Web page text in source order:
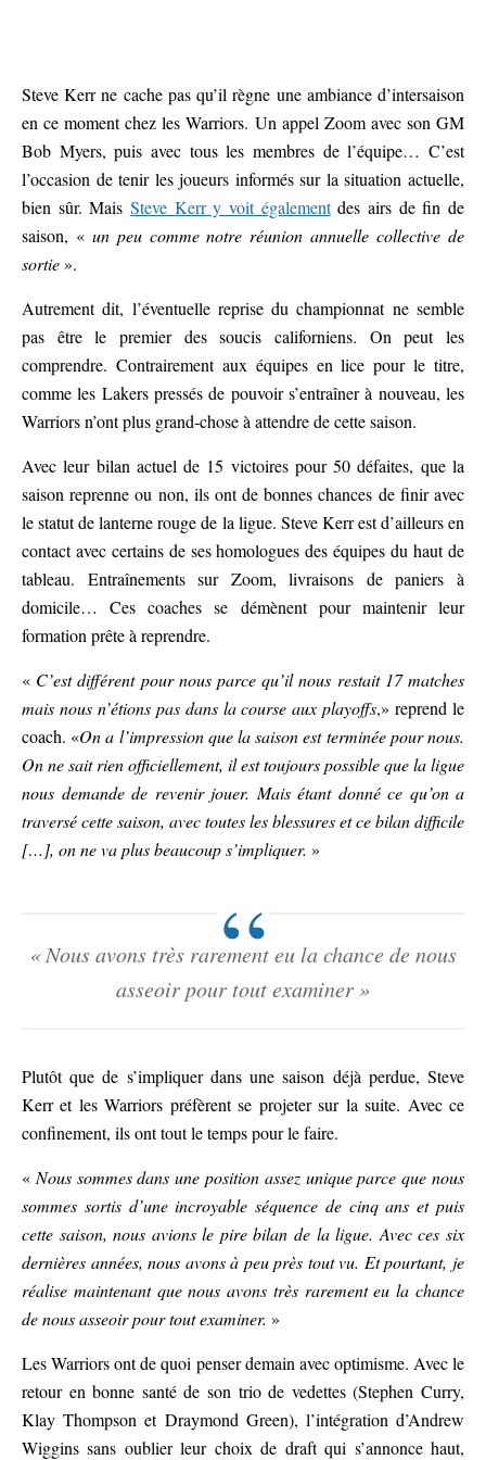
Steve Kerr ne cache pas qu’il règne une ambiance d’intersaison
en ce moment chez les Warriors. Un appel Zoom avec son GM
Bob Myers, puis avec tous les membres de l’équipe… C’est
l’occasion de tenir les joueurs informés sur la situation actuelle,
bien sûr. Mais Steve Kerr y voit égalementdes airs de fin de
saison, « un peu comme notre réunion annuelle collective de
sortie».
Autrement dit, l’éventuelle reprise du championnat ne semble
pas être le premier des soucis californiens. On peut les
comprendre. Contrairement aux équipes en lice pour le titre,
comme les Lakers pressés de pouvoir s’entraîner à nouveau, les
Warriors n’ont plus grand-chose à attendre de cette saison.
Avec leur bilan actuel de 15 victoires pour 50 défaites, que la
saison reprenne ou non, ils ont de bonnes chances de finir avec
le statut de lanterne rouge de la ligue. Steve Kerr est d’ailleurs en
contact avec certains de ses homologues des équipes du haut de
tableau. Entraînements sur Zoom, livraisons de paniers à
domicile… Ces coaches se démènent pour maintenir leur
formation prête à reprendre.
« C’est différent pour nous parce qu’il nous restait 17 matches
mais nous n’étions pas dans la course aux playoffs,» reprend le
coach. «On a l’impression que la saison est terminée pour nous.
On ne sait rien officiellement, il est toujours possible que la ligue
nous demande de revenir jouer. Mais étant donné ce qu’on a
traversé cette saison, avec toutes les blessures et ce bilan difficile
[…], on ne va plus beaucoup s’impliquer. »
« Nous avons très rarement eu la chance de nous
asseoir pour tout examiner »
Plutôt que de s’impliquer dans une saison déjà perdue, Steve
Kerr et les Warriors préfèrent se projeter sur la suite. Avec ce
confinement, ils ont tout le temps pour le faire.
« Nous sommes dans une position assez unique parce que nous
sommes sortis d’une incroyable séquence de cinq ans et puis
cette saison, nous avions le pire bilan de la ligue. Avec ces six
dernières années, nous avons à peu près tout vu. Et pourtant, je
réalise maintenant que nous avons très rarement eu la chance
de nous asseoir pour tout examiner. »
Les Warriors ont de quoi penser demain avec optimisme. Avec le
retour en bonne santé de son trio de vedettes (Stephen Curry,
Klay Thompson et Draymond Green), l’intégration d’Andrew
Wiggins sans oublier leur choix de draft qui s’annonce haut,